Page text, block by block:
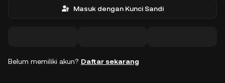
Masuk dengan Kunci Sandi
Belum memiliki akun? Daftar sekarang